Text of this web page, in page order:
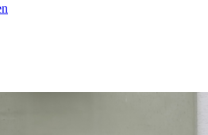
MANAGEMENT | Butzbach
Management